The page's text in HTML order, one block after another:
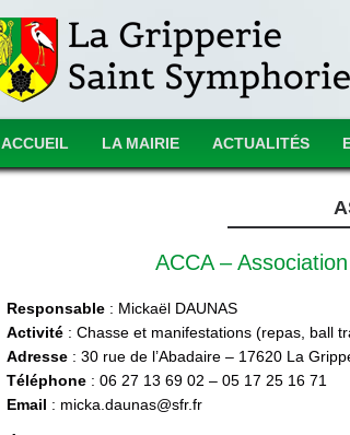
ACCUEIL LA MAIRIE ACTUALITÉS
ACCA –
Responsable : Mickaël DAUNAS
Activité : Chasse et manifestations (repas, ball
Adresse : 30 rue de l’Abadaire – 17620 La
Téléphone : 06 27 13 69 02 – 05 17 25 16 71
Email : micka.daunas@sfr.fr